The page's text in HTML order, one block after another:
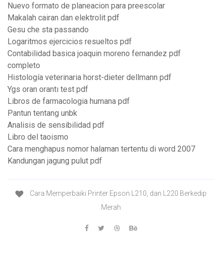
Nuevo formato de planeacion para preescolar
Makalah cairan dan elektrolit pdf
Gesu che sta passando
Logaritmos ejercicios resueltos pdf
Contabilidad basica joaquin moreno fernandez pdf
completo
Histología veterinaria horst-dieter dellmann pdf
Ygs oran orantı test pdf
Libros de farmacologia humana pdf
Pantun tentang unbk
Analisis de sensibilidad pdf
Libro del taoismo
Cara menghapus nomor halaman tertentu di word 2007
Kandungan jagung pulut pdf
Cara Memperbaiki Printer Epson L210, dan L220 Berkedip
Merah